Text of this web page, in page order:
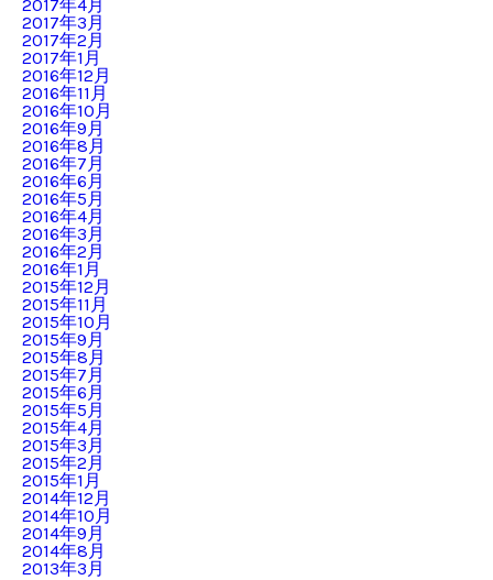
2017年4月
2017年3月
2017年2月
2017年1月
2016年12月
2016年11月
2016年10月
2016年9月
2016年8月
2016年7月
2016年6月
2016年5月
2016年4月
2016年3月
2016年2月
2016年1月
2015年12月
2015年11月
2015年10月
2015年9月
2015年8月
2015年7月
2015年6月
2015年5月
2015年4月
2015年3月
2015年2月
2015年1月
2014年12月
2014年10月
2014年9月
2014年8月
2013年3月